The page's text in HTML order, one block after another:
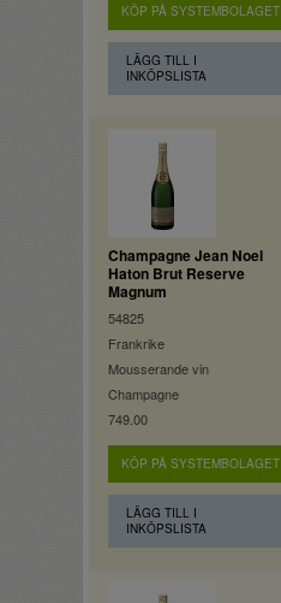
KÖP PÅ SYSTEMBOLAGET
LÄGG TILL I
INKÖPSLISTA
Champagne Jean Noel
Haton Brut Reserve
Magnum
54825
Frankrike
Mousserande vin
Champagne
749.00
KÖP PÅ SYSTEMBOLAGET
LÄGG TILL I
INKÖPSLISTA